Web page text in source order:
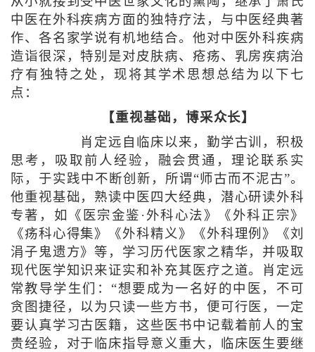
中医在外科疾病方面的独特疗法，与中医经典著
作、各名家学说有机地结合。他对中医外科疾病
造诣很深，特别是对皮肤病、疮疡、乳房疾病治
疗有独特之处，现将其学术思想总结为以下七
点：
【重视基础，博采众长】
肖定远自临床以来，勤学古训，积极
思考，吸取前人经验，融会贯通，理论联系实
际，于实践中不断创新，所谓“师古而不泥古”。
他重视基础，熟读中医四大经典，潜心研读外科
专著，如《医宗金鉴·外科心法》《外科正宗》
《疡科心得集》《外科精义》《外科理例》《刘
涓子鬼遗方》等，学习历代医家之精华，并吸取
现代医学知识来证实和补充其医疗之道。肖定远
常教导学生们：“想要成为一名好的中医，不可
贪图捷径，以为只读一些方书，便可行医，一定
要认真学习古医籍，这些医书中记载着前人的宝
贵经验，对于临床指导意义重大，临床医生要继